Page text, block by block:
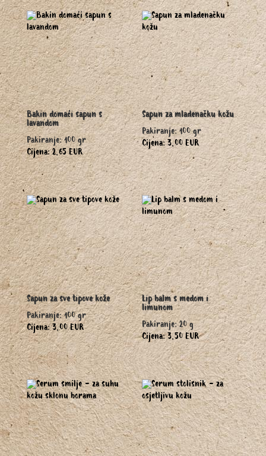
Bakin domaći sapun s
lavandom
Pakiranje: 100 gr
Cijena: 2,65 EUR
Sapun za mladenačku kožu
Pakiranje: 100 gr
Cijena: 3,00 EUR
Sapun za sve tipove kože
Pakiranje: 100 gr
Cijena: 3,00 EUR
Lip balm s medom i
limunom
Pakiranje: 20 g
Cijena: 3,50 EUR